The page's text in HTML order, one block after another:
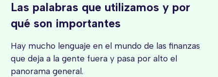
Las palabras que utilizamos y por
qué son importantes
Hay mucho lenguaje en el mundo de las finanzas
que deja a la gente fuera y pasa por alto el
panorama general.